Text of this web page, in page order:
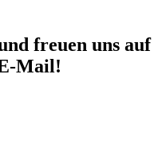
freuen uns auf
Mail!